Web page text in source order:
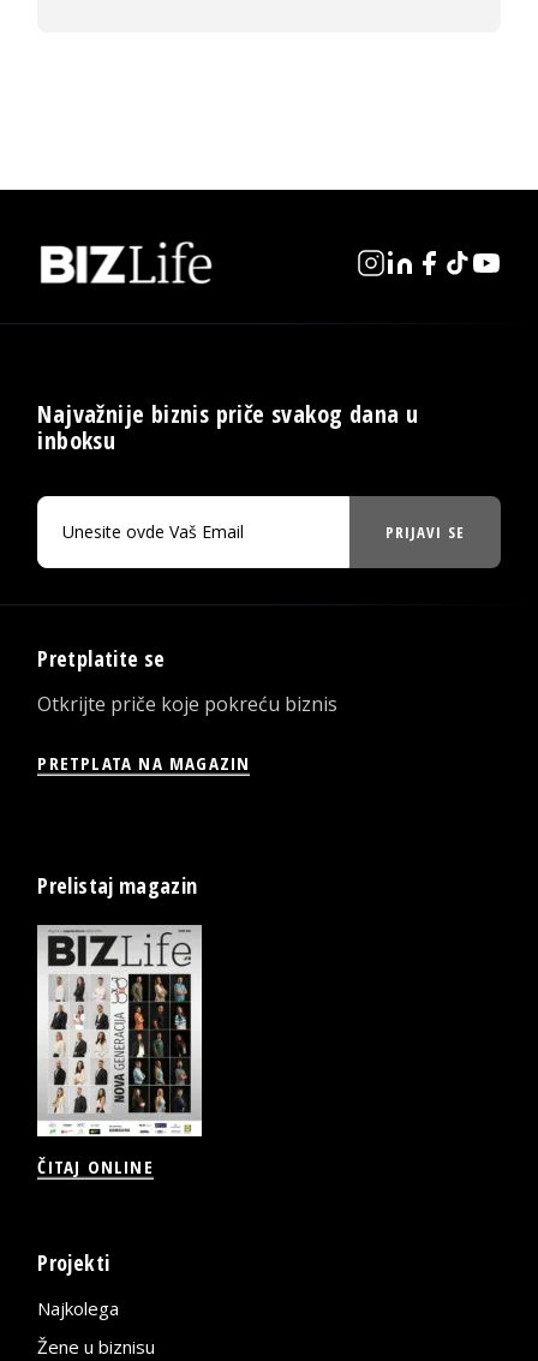
Najvažnije biznis priče svakog dana u
inboksu
PRIJAVI SE
Pretplatite se
Otkrijte priče koje pokreću biznis
PRETPLATA NA MAGAZIN
Prelistaj magazin
ČITAJ ONLINE
Projekti
Najkolega
Žene u biznisu